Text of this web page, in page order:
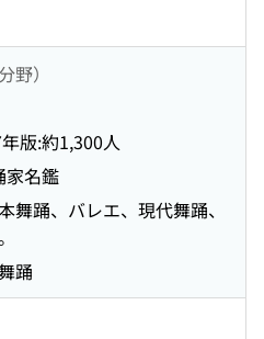
野）
版:約1,300人
家名鑑
舞踊、バレエ、現代舞踊、
踊